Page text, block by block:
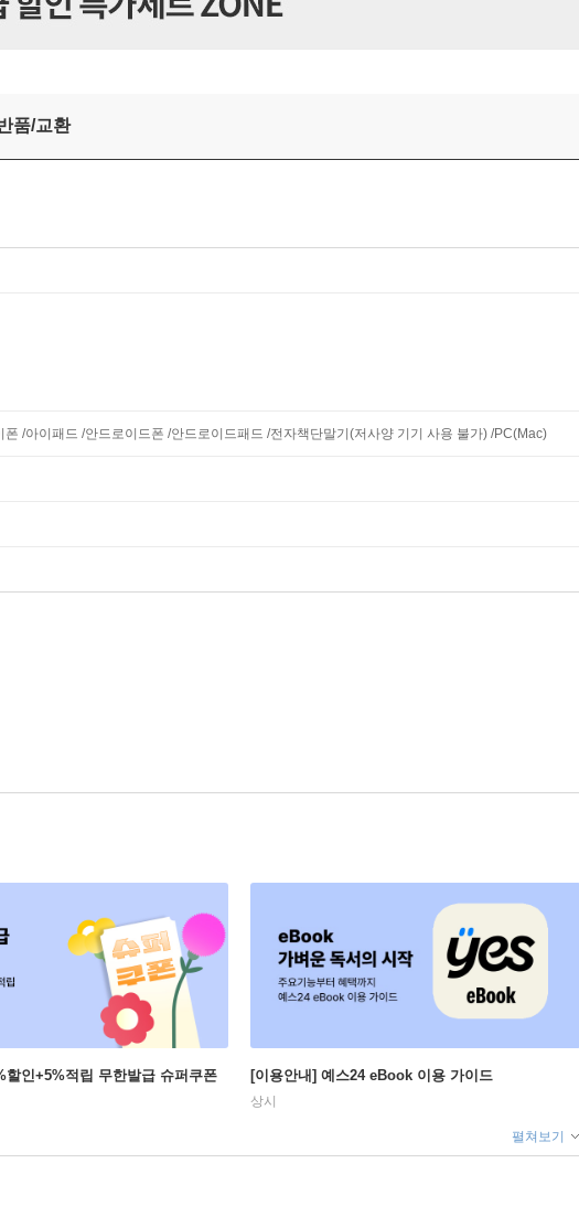
품/교환
/아이패드 /안드로이드폰 /안드로이드패드 /전자책단말기(저사양 기기 사용 불가) /PC(Mac)
할인+5%적립 무한발급 슈퍼쿠폰 [이용안내] 예스24 eBook 이용 가이드
상시
펼쳐보기